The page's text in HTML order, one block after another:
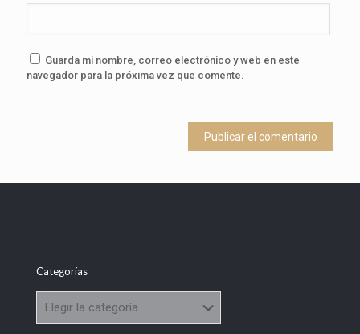
Guarda mi nombre, correo electrónico y web en este
navegador para la próxima vez que comente.
Categorías